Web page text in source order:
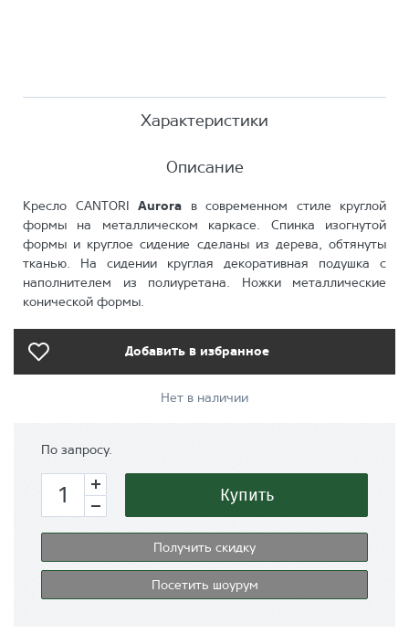
Характеристики
Описание
Кресло CANTORI Aurora
в современном стиле круглой
формы на металлическом каркасе. Спинка изогнутой
формы и круглое сидение сделаны из дерева, обтянуты
тканью. На сидении круглая декоративная подушка с
наполнителем из полиуретана. Ножки металлические
конической формы.
Добавить в избранное
Нет в наличии
По запросу.
Купить
Получить скидку
Посетить шоурум